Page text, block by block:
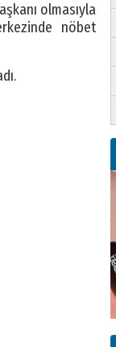
olmasıyla
nöbet